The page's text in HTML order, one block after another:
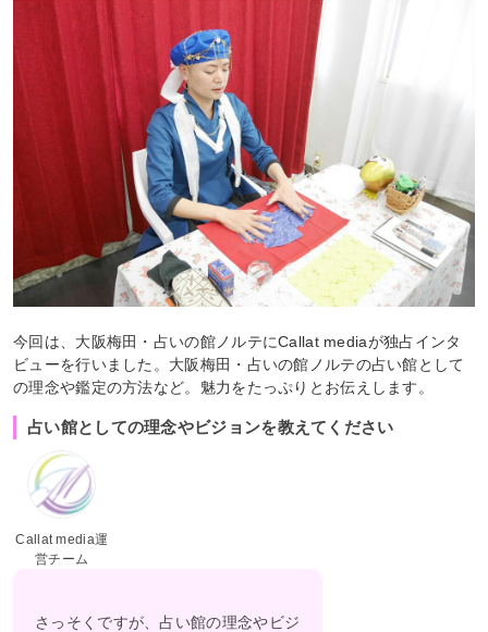
今回は、大阪梅田・占いの館ノルテにCallat mediaが独占インタ
ビューを行いました。大阪梅田・占いの館ノルテの占い館として
の理念や鑑定の方法など。魅力をたっぷりとお伝えします。
占い館としての理念やビジョンを教えてください
Callat media運
営チーム
さっそくですが、占い館の理念やビジ